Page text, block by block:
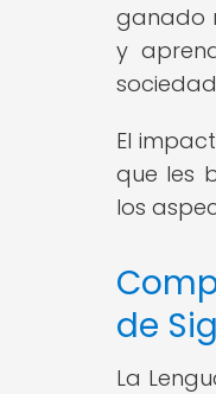
ganado
y
El
que les
los
de
La